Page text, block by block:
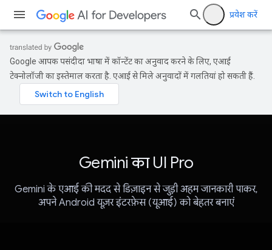
प्रवेश करें
Google आपकी पसंदीदा भाषा में कॉन्टेंट का अनुवाद करने के लिए, एआई
टेक्नोलॉजी का इस्तेमाल करता है. एआई से मिले अनुवादों में गलतियां हो सकती हैं.
Gemini का UI Pro
Gemini के एआई की मदद से डिज़ाइन से जुड़ी अहम जानकारी पाकर,
अपने Android यूज़र इंटरफ़ेस (यूआई) को बेहतर बनाएं